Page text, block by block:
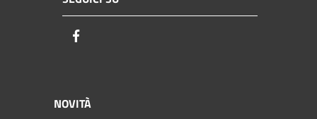
NOVITÀ